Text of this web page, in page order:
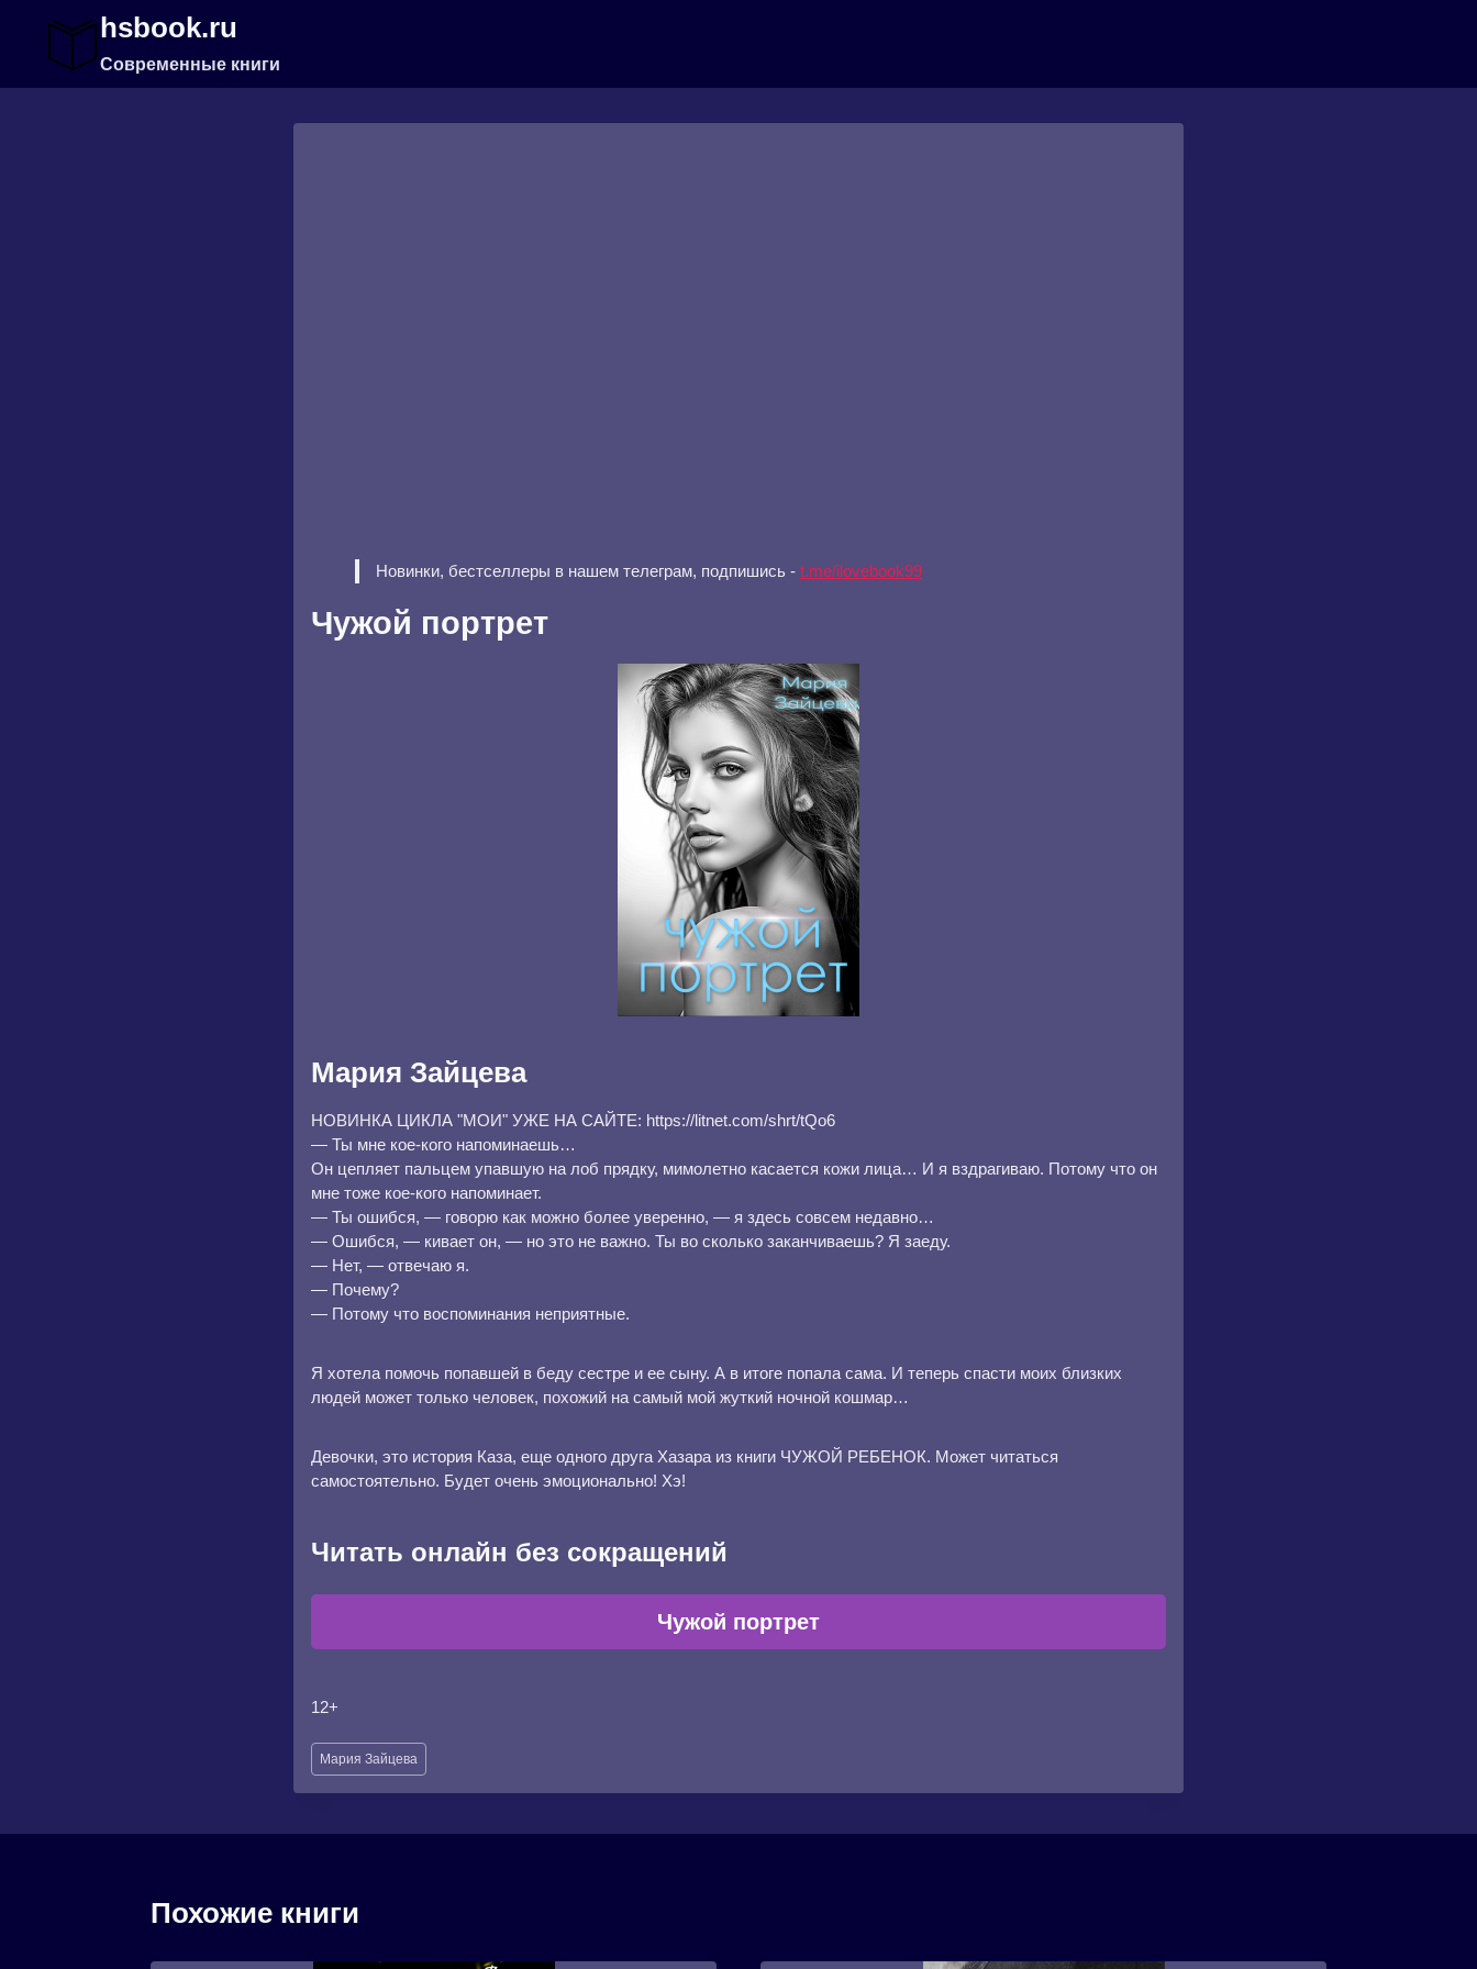
содержимому
hsbook.ru
Современные книги
Новинки, бестселлеры в нашем телеграм, подпишись - t.me/ilovebook99
Чужой портрет
Мария Зайцева
НОВИНКА ЦИКЛА "МОИ" УЖЕ НА САЙТЕ: https://litnet.com/shrt/tQo6
— Ты мне кое-кого напоминаешь…
Он цепляет пальцем упавшую на лоб прядку, мимолетно касается кожи лица… И я вздрагиваю. Потому что он
мне тоже кое-кого напоминает.
— Ты ошибся, — говорю как можно более уверенно, — я здесь совсем недавно…
— Ошибся, — кивает он, — но это не важно. Ты во сколько заканчиваешь? Я заеду.
— Нет, — отвечаю я.
— Почему?
— Потому что воспоминания неприятные.
Я хотела помочь попавшей в беду сестре и ее сыну. А в итоге попала сама. И теперь спасти моих близких
людей может только человек, похожий на самый мой жуткий ночной кошмар…
Девочки, это история Каза, еще одного друга Хазара из книги ЧУЖОЙ РЕБЕНОК. Может читаться
самостоятельно. Будет очень эмоционально! Хэ!
Читать онлайн без сокращений
Чужой портрет
12+
Метки
записи:
Мария Зайцева
Похожие книги